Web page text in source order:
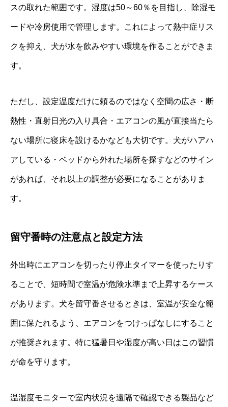
スの取れた範囲です。湿度は50～60％を目指し、除湿モ
ードや冷房使用で管理します。これによって熱中症リス
クを抑え、犬が水を飲みやすい環境を作ることができま
す。
ただし、設定温度だけに頼るのではなく空間の広さ・断
熱性・直射日光の入り具合・エアコンの風が直接当たら
ない場所に寝床を設けるかなども大切です。犬がハアハ
アしている・ベッドから外れた場所を探すなどのサイン
があれば、それ以上の調整が必要になることがありま
す。
留守番時の注意点と設定方法
外出時にエアコンを切ったり停止タイマーを使ったりす
ることで、短時間で室温が危険水準まで上昇するケース
があります。犬を留守番させるときは、室温が安全な範
囲に保たれるよう、エアコンをつけっぱなしにすること
が推奨されます。特に猛暑日や湿度が高い日はこの習慣
が命を守ります。
温湿度モニターで室内状況を遠隔で確認できる製品など